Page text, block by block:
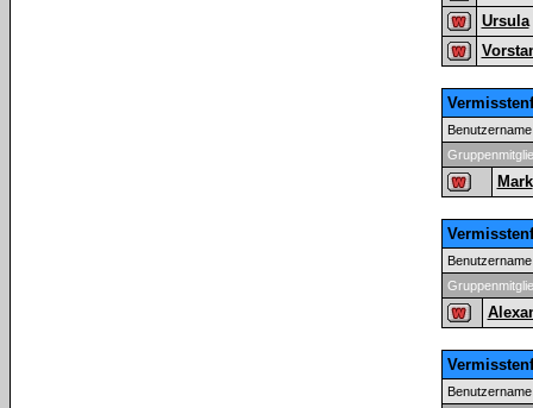
Ursula
Benutzername
Mark
Benutzername
Benutzername